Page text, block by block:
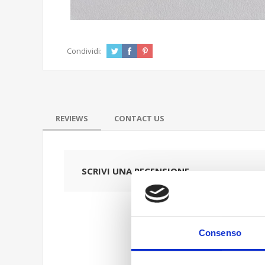
Consenso
Condividi:
REVIEWS CONTACT US
SCRIVI UNA RECENSIONE
Titolo